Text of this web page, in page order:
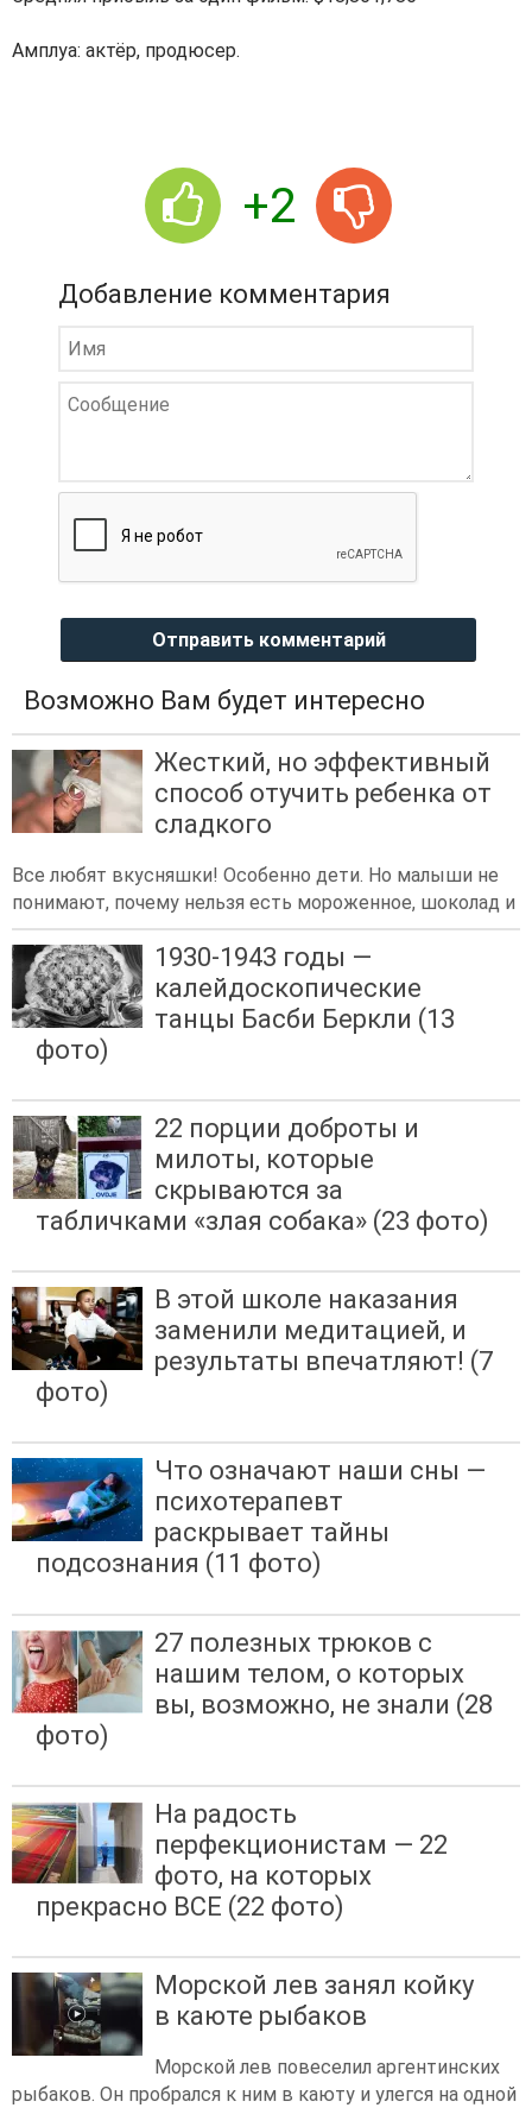
Амплуа: актёр, продюсер.
+2
Добавление комментария
Отправить комментарий
Возможно Вам будет интересно
Жесткий, но эффективный
способ отучить ребенка от
сладкого
Все любят вкусняшки! Особенно дети. Но малыши не
понимают, почему нельзя есть мороженное, шоколад и
1930-1943 годы —
калейдоскопические
танцы Басби Беркли (13
фото)
22 порции доброты и
милоты, которые
скрываются за
табличками «злая собака» (23 фото)
В этой школе наказания
заменили медитацией, и
результаты впечатляют! (7
фото)
Что означают наши сны —
психотерапевт
раскрывает тайны
подсознания (11 фото)
27 полезных трюков с
нашим телом, о которых
вы, возможно, не знали (28
фото)
На радость
перфекционистам — 22
фото, на которых
прекрасно ВСЕ (22 фото)
Морской лев занял койку
в каюте рыбаков
Морской лев повеселил аргентинских
рыбаков. Он пробрался к ним в каюту и улегся на одной